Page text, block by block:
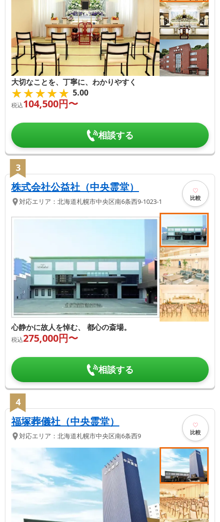
大切なことを、丁寧に、わかりやすく
★★★★★
★★★★★ 5.00
税込104,500円〜
相談する
3
株式会社公益社（中央霊堂）
対応エリア： 北海道札幌市中央区南6条西9-1023-1 比較
心静かに故人を悼む、 都心の斎場。
税込275,000円〜
相談する
4
福塚葬儀社（中央霊堂）
対応エリア： 北海道札幌市中央区南6条西9 比較